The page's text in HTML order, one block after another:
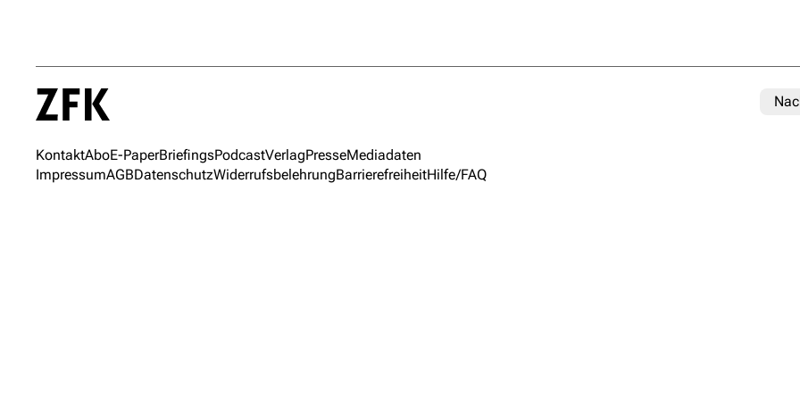
KontaktAboE-PaperBriefingsPodcastVerlagPresseMediadaten
ImpressumAGBDatenschutzWiderrufsbelehrungBarrierefreiheitHilfe/FAQ